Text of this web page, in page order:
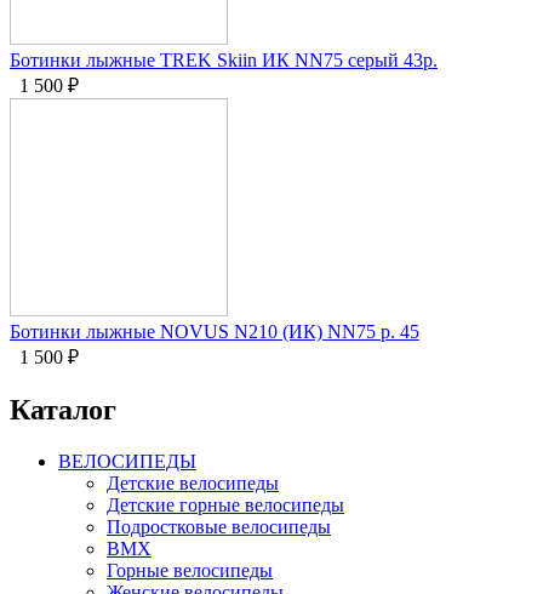
Ботинки лыжные TREK Skiin ИК NN75 серый 43р.
1 500 ₽
Ботинки лыжные NOVUS N210 (ИК) NN75 р. 45
1 500 ₽
Каталог
ВЕЛОСИПЕДЫ
Детские велосипеды
Детские горные велосипеды
Подростковые велосипеды
BMX
Горные велосипеды